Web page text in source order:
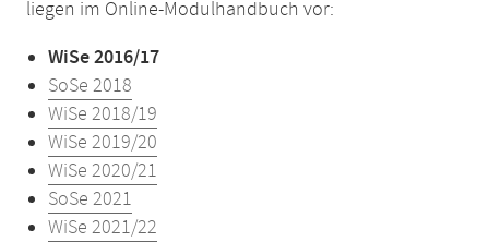
liegen im Online-Modulhandbuch vor:
WiSe 2016/17
SoSe 2018
WiSe 2018/19
WiSe 2019/20
WiSe 2020/21
SoSe 2021
WiSe 2021/22